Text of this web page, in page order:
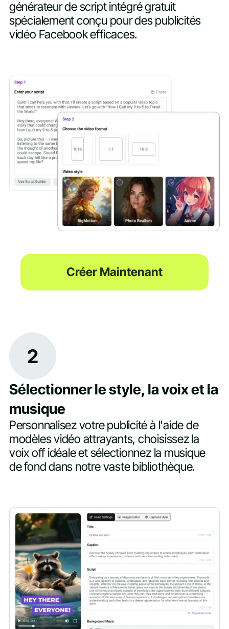
générateur de script intégré gratuit
spécialement conçu pour des publicités
vidéo Facebook efficaces.
Créer Maintenant
2
Sélectionner le style, la voix et la
musique
Personnalisez votre publicité à l'aide de
modèles vidéo attrayants, choisissez la
voix off idéale et sélectionnez la musique
de fond dans notre vaste bibliothèque.